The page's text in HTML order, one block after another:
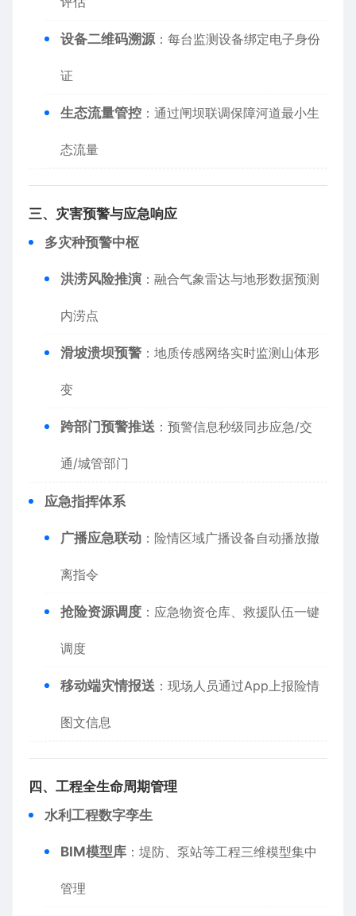
​设备二维码溯源​ ​：每台监测设备绑定电子身份
证
​生态流量管控​ ​：通过闸坝联调保障河道最小生
态流量
​三、灾害预警与应急响应​
​多灾种预警中枢​
​洪涝风险推演​ ​：融合气象雷达与地形数据预测
内涝点
​滑坡溃坝预警​ ​：地质传感网络实时监测山体形
变
​跨部门预警推送​ ​：预警信息秒级同步应急/交
通/城管部门
​应急指挥体系​
​广播应急联动​ ​：险情区域广播设备自动播放撤
离指令
​抢险资源调度​ ​：应急物资仓库、救援队伍一键
调度
​移动端灾情报送​ ​：现场人员通过App上报险情
图文信息
​四、工程全生命周期管理​
​水利工程数字孪生​
​BIM模型库​ ​：堤防、泵站等工程三维模型集中
管理